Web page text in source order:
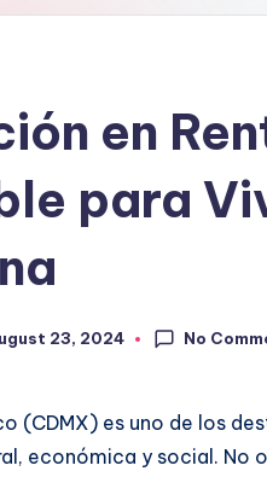
en
para
23, 2024 No
(CDMX) es uno de los
económica y social. No